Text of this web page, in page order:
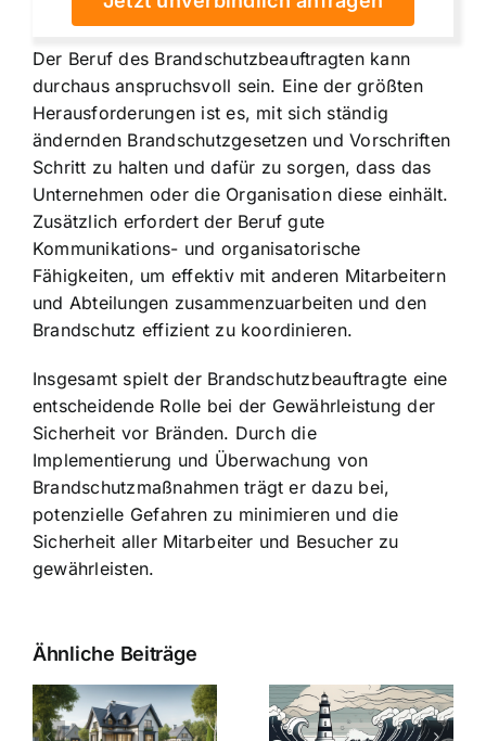
Der Beruf des Brandschutzbeauftragten kann
durchaus anspruchsvoll sein. Eine der größten
Herausforderungen ist es, mit sich ständig
ändernden Brandschutzgesetzen und Vorschriften
Schritt zu halten und dafür zu sorgen, dass das
Unternehmen oder die Organisation diese einhält.
Zusätzlich erfordert der Beruf gute
Kommunikations- und organisatorische
Fähigkeiten, um effektiv mit anderen Mitarbeitern
und Abteilungen zusammenzuarbeiten und den
Brandschutz effizient zu koordinieren.
Insgesamt spielt der Brandschutzbeauftragte eine
entscheidende Rolle bei der Gewährleistung der
Sicherheit vor Bränden. Durch die
Implementierung und Überwachung von
Brandschutzmaßnahmen trägt er dazu bei,
potenzielle Gefahren zu minimieren und die
Sicherheit aller Mitarbeiter und Besucher zu
gewährleisten.
Ähnliche Beiträge
Bauzinsen im
Sturm: Die
Die Evolution
der